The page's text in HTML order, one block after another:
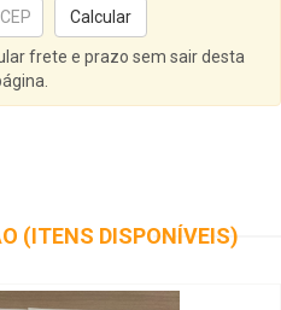
frete e prazo sem sair desta
(ITENS DISPONÍVEIS)